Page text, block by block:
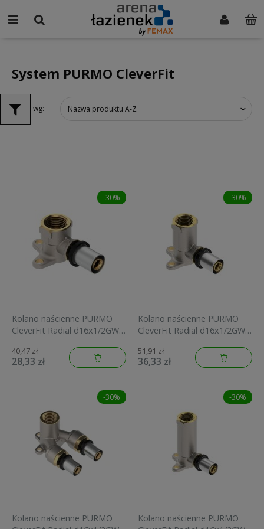
System PURMO CleverFit
Sortuj wg: Nazwa produktu A-Z
-30%
Kolano naścienne PURMO
CleverFit Radial d16x1/2GW
FAZ4W12F16A035E0
40,47 zł
28,33 zł
-30%
Kolano naścienne PURMO
CleverFit Radial d16x1/2GW
FAZ4W12F16A052E0
51,91 zł
36,33 zł
-30%
Kolano naścienne PURMO
-30%
Kolano naścienne PURMO